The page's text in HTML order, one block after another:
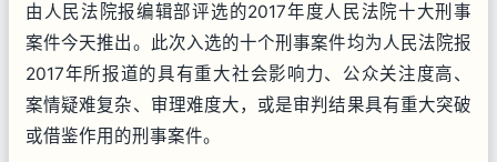
由人民法院报编辑部评选的2017年度人民法院十大刑事
案件今天推出。此次入选的十个刑事案件均为人民法院报
2017年所报道的具有重大社会影响力、公众关注度高、
案情疑难复杂、审理难度大，或是审判结果具有重大突破
或借鉴作用的刑事案件。